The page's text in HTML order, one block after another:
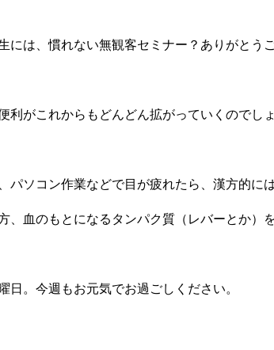
には、慣れない無観客セミナー？ありがとう
利がこれからもどんどん拡がっていくのでしょ
パソコン作業などで目が疲れたら、漢方的に
、血のもとになるタンパク質（レバーとか）
日。今週もお元気でお過ごしください。